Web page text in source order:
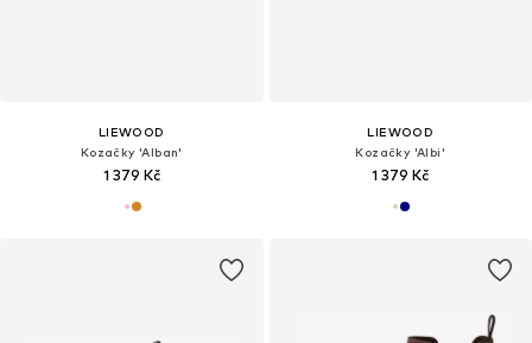
LIEWOOD
Kozačky 'Alban'
1 379 Kč
LIEWOOD
Kozačky 'Albi'
1 379 Kč